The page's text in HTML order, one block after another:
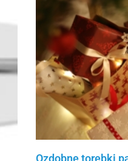
Ozdobne torebki